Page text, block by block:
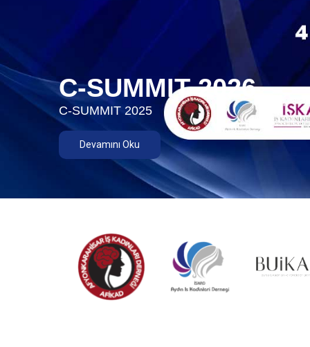
C-SUMMIT 2026
C-SUMMIT 2025
Devamını Oku